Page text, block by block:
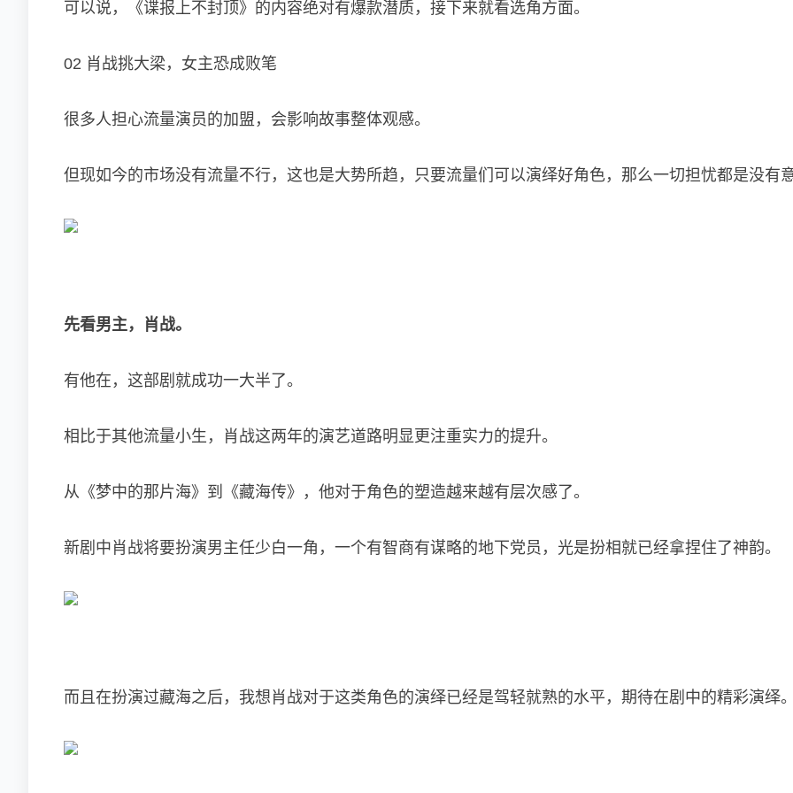
可以说，《谍报上不封顶》的内容绝对有爆款潜质，接下来就看选角方面。
02 肖战挑大梁，女主恐成败笔
很多人担心流量演员的加盟，会影响故事整体观感。
但现如今的市场没有流量不行，这也是大势所趋，只要流量们可以演绎好角色，那么一切担忧都是没有
先看男主，肖战。
有他在，这部剧就成功一大半了。
相比于其他流量小生，肖战这两年的演艺道路明显更注重实力的提升。
从《梦中的那片海》到《藏海传》，他对于角色的塑造越来越有层次感了。
新剧中肖战将要扮演男主任少白一角，一个有智商有谋略的地下党员，光是扮相就已经拿捏住了神韵。
而且在扮演过藏海之后，我想肖战对于这类角色的演绎已经是驾轻就熟的水平，期待在剧中的精彩演绎